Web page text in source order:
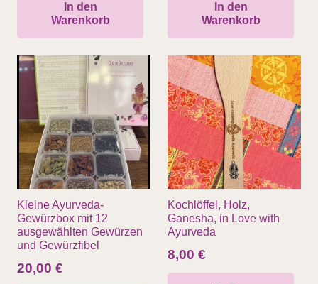
In den
Warenkorb
In den
Warenkorb
Kleine Ayurveda-
Gewürzbox mit 12
ausgewählten Gewürzen
und Gewürzfibel
20,00 €
Kochlöffel, Holz,
Ganesha, in Love with
Ayurveda
8,00 €